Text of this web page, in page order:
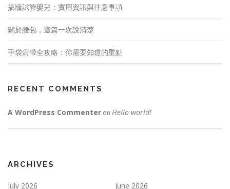
搞懂試管嬰兒：實用資訊與注意事項
關於腰包，這篇一次說清楚
手袋肩帶全攻略：你需要知道的重點
RECENT COMMENTS
A WordPress Commenter on Hello world!
ARCHIVES
July 2026 June 2026